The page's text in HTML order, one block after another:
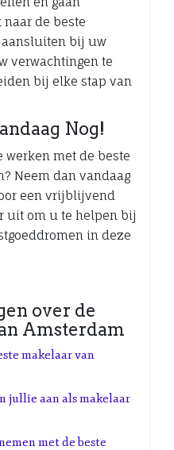
de beste
aansluiten bij uw
verwachtingen te
bij elke stap van
Nog!
werken met de beste
Neem dan vandaag
een vrijblijvend
uit om u te helpen bij
in deze
over de
Amsterdam
makelaar van
jullie aan als makelaar
met de beste